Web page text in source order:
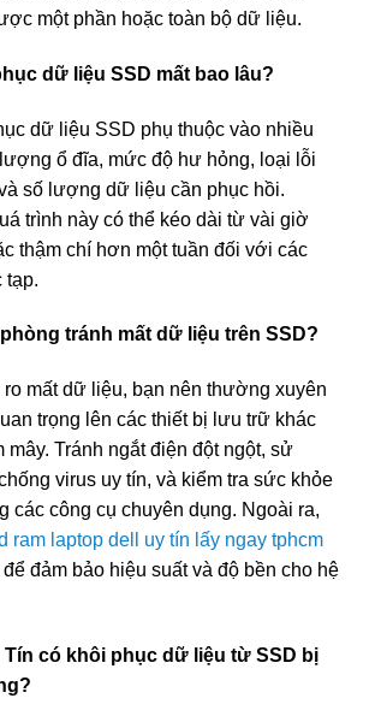
một phần hoặc toàn bộ dữ liệu.
dữ liệu SSD mất bao lâu?
dữ liệu SSD phụ thuộc vào nhiều
ổ đĩa, mức độ hư hỏng, loại lỗi
số lượng dữ liệu cần phục hồi.
trình này có thể kéo dài từ vài giờ
thậm chí hơn một tuần đối với các
tạp.
tránh mất dữ liệu trên SSD?
mất dữ liệu, bạn nên thường xuyên
trọng lên các thiết bị lưu trữ khác
mây. Tránh ngắt điện đột ngột, sử
virus uy tín, và kiểm tra sức khỏe
các công cụ chuyên dụng. Ngoài ra,
ram laptop dell uy tín lấy ngay tphcm
đảm bảo hiệu suất và độ bền cho hệ
có khôi phục dữ liệu từ SSD bị